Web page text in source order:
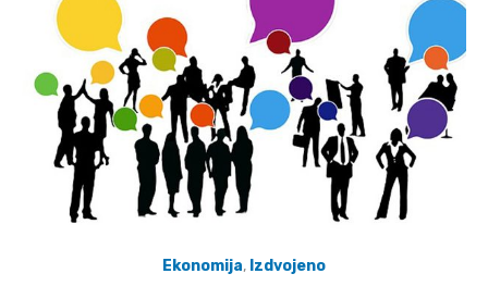
Ekonomija, Izdvojeno